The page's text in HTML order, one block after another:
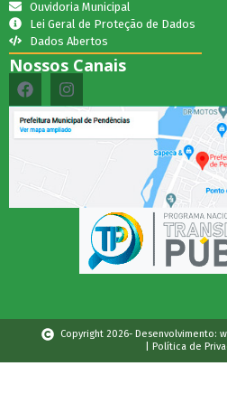
Ouvidoria Municipal
Lei Geral de Proteção de Dados
Dados Abertos
Nossos Canais
Copyright 2026- Desenvolvimento:
| Política de